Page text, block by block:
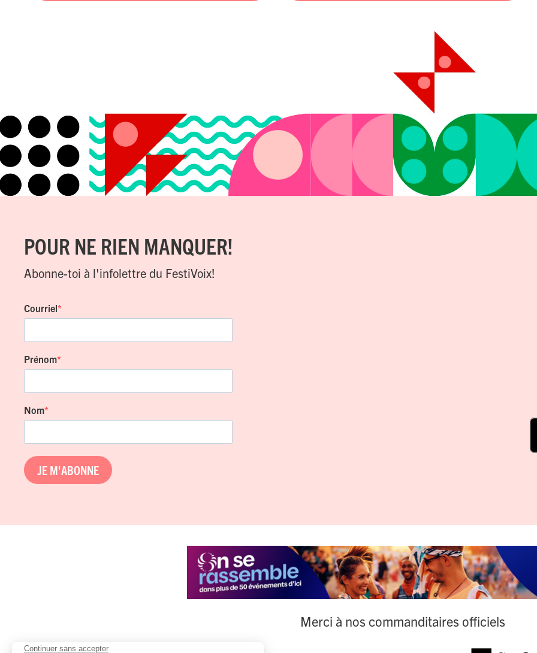
POUR NE RIEN MANQUER!
Abonne-toi à l'infolettre du FestiVoix!
Courriel
Prénom
Nom
JE M'ABONNE
Merci à nos commanditaires officiels